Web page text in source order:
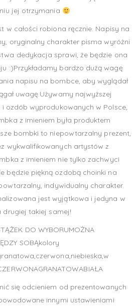
jej otrzymania
w całości robiona ręcznie. Napisy na
oryginalny charakter pisma wyróżni
dedykacja sprawi, że będzie ona
:)Przykładamy bardzo dużą wagę
napisu na bombce, aby wyglądał
uwagę.Używamy najwyższej
ozdób wyprodukowanych w Polsce,
z imieniem była produktem
bombki to niepowtarzalny prezent,
wykwalifikowanych artystów z
z imieniem nie tylko zachwyci
będzie piękną ozdobą choinki na
indywidualny charakter.
jest wyjątkowa i jedyna w
drugiej takiej samej!
DO WYBORUMOŻNA
SOBĄkolory
się odcieniem od prezentowanych
innymi ustawieniami